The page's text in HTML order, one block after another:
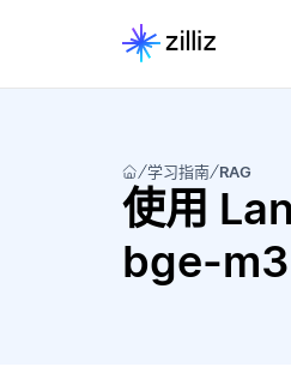
学习指南 RAG
使用
bge-m3